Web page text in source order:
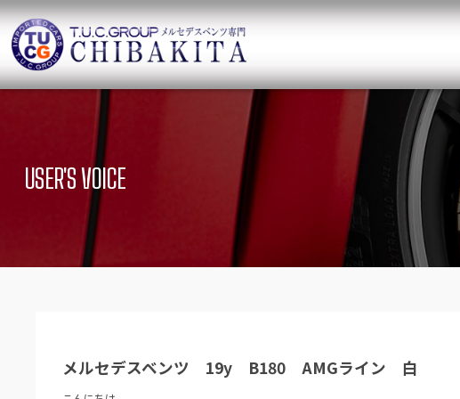
TUCグループ メルセデ
ニュース 在庫リスト
SUV Stock list
保証＆サービス アクセスマップ
特別作業について
Special service
オーダーサービス
会社概要
USER'S VOICE
メルセデスベンツ 19y B180 AMGライン 白